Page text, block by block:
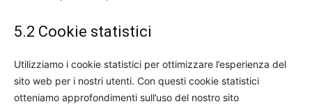
5.2 Cookie statistici
Utilizziamo i cookie statistici per ottimizzare l’esperienza del
sito web per i nostri utenti. Con questi cookie statistici
otteniamo approfondimenti sull’uso del nostro sito